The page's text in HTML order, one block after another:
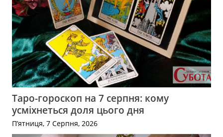
Таро-гороскоп на 7 серпня: кому
усміхнеться доля цього дня
П’ятниця, 7 Серпня, 2026